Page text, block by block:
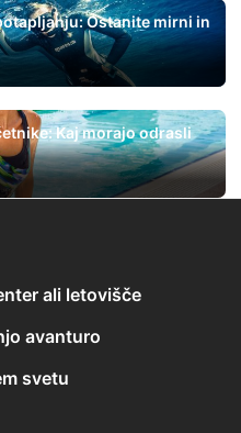
Ostanite mirni in
Kaj morajo odrasli
ali letovišče
avanturo
svetu